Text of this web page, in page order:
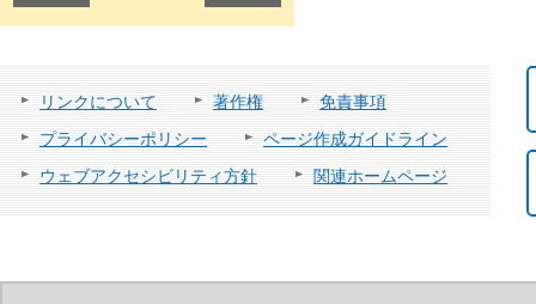
リンクについて 著作権
免責事項
プライバシーポリシー
ページ作成ガイドライン
ウェブアクセシビリティ方針
関連ホームページ